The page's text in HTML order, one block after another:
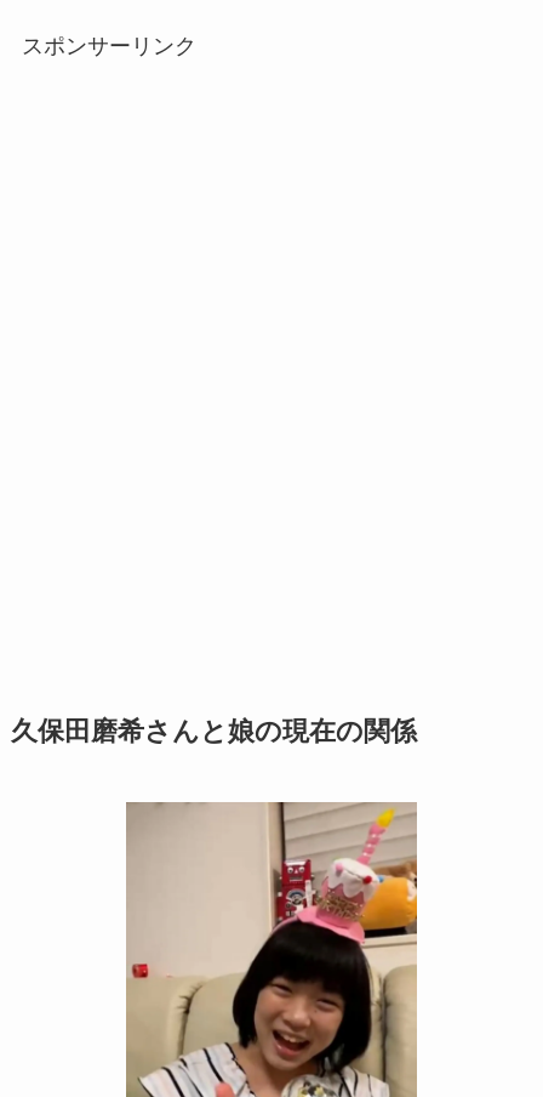
スポンサーリンク
久保田磨希さんと娘の現在の関係